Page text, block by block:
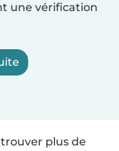
une vérification
plus de